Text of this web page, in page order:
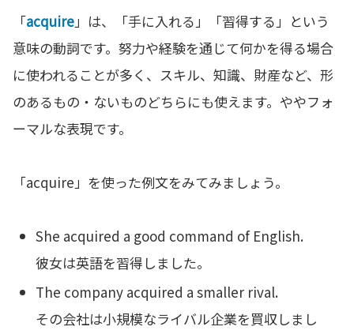
「acquire」は、「手に入れる」「習得する」という
意味の動詞です。努力や経験を通じて何かを得る場合
に使われることが多く、スキル、知識、財産など、形
のあるもの・ないものどちらにも使えます。ややフォ
ーマルな表現です。
「acquire」を使った例文をみてみましょう。
She acquired a good command of English.
彼女は英語を習得しました。
The company acquired a smaller rival.
その会社は小規模なライバル企業を買収しまし